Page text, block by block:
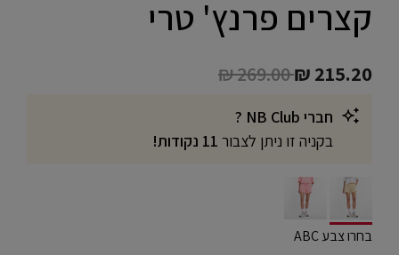
קצרים פרנץ' טרי
Price reduced from
₪ 269.00to
₪ 215.20
חברי NB Club ?
בקניה זו ניתן לצבור
selected
בחרו צבע ABC